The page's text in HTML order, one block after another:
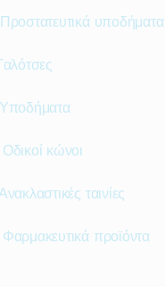
υποδήματα
κώνοι
ταινίες
προϊόντα